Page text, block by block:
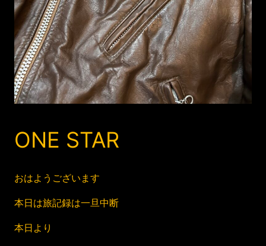
ONE STAR
おはようございます
本日は旅記録は一旦中断
本日より